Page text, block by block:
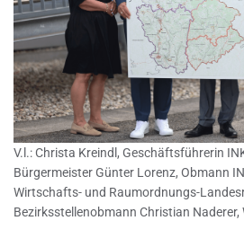
V.l.: Christa Kreindl, Geschäftsführerin
Bürgermeister Günter Lorenz, Obmann
Wirtschafts- und Raumordnungs-
Bezirksstellenobmann Christian Naderer,